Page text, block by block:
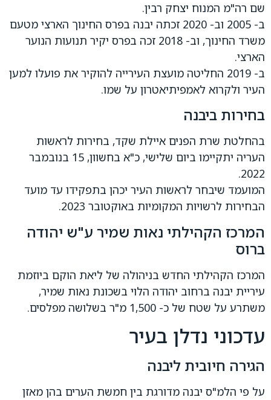
שם רה"מ המנוח יצחק רבין.
ב- 2005 וב- 2020 זכתה יבנה בפרס החינוך הארצי מטעם
משרד החינוך, וב- 2018 זכה בפרס יקיר תנועות הנוער
הארצי.
ב- 2019 החליטה מועצת העירייה להוקיר את פועלו למען
העיר ולקרוא לאמפיתיאטרון על שמו.
בחירות ביבנה
בהחלטת שרת הפנים איילת שקד, בחירות לראשות
העריה יתקיימו ביום שלישי, כ"א בחשוון, 15 בנובמבר
2022.
המועמד שיבחר לראשות העיר יכהן בתפקידו עד מועד
הבחירות לרשויות המקומיות באוקטובר 2023.
המרכז הקהילתי נאות שמיר ע"ש יהודה
ברוס
המרכז הקהילתי החדש בניהולה של ליאת הוקם ביוזמת
עיריית יבנה ברחוב יהודה הלוי בשכונת נאות שמיר,
משתרע על שטח של כ- 1,500 מ"ר בשלושה מפלסים.
עדכוני נדלן בעיר
הגירה חיובית ליבנה
על פי הלמ"ס יבנה מדורגת בין חמשת הערים בהן מאזן